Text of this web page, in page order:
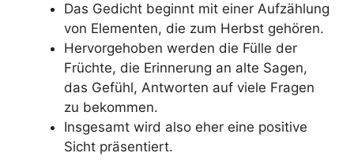
Das Gedicht beginnt mit einer Aufzählung
von Elementen, die zum Herbst gehören.
Hervorgehoben werden die Fülle der
Früchte, die Erinnerung an alte Sagen,
das Gefühl, Antworten auf viele Fragen
zu bekommen.
Insgesamt wird also eher eine positive
Sicht präsentiert.